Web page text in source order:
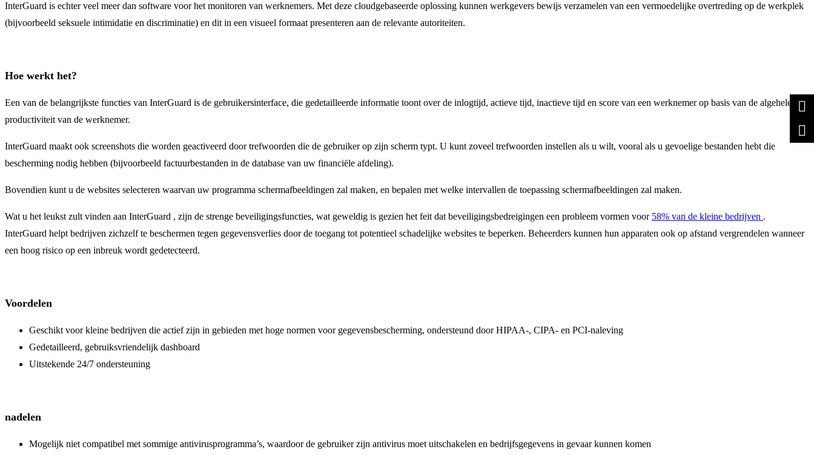
InterGuard is echter veel meer dan software voor het monitoren van werknemers. Met deze cloudgebaseerde oplossing kunnen werkgevers bewijs verzamelen van een vermoedelijke overtreding op de werkplek
(bijvoorbeeld seksuele intimidatie en discriminatie) en dit in een visueel formaat presenteren aan de relevante autoriteiten.
Hoe werkt het?
Een van de belangrijkste functies van InterGuard is de gebruikersinterface, die gedetailleerde informatie toont over de inlogtijd, actieve tijd, inactieve tijd en score van een werknemer op basis van de algehele
productiviteit van de werknemer.
InterGuard maakt ook screenshots die worden geactiveerd door trefwoorden die de gebruiker op zijn scherm typt. U kunt zoveel trefwoorden instellen als u wilt, vooral als u gevoelige bestanden hebt die
bescherming nodig hebben (bijvoorbeeld factuurbestanden in de database van uw financiële afdeling).
Bovendien kunt u de websites selecteren waarvan uw programma schermafbeeldingen zal maken, en bepalen met welke intervallen de toepassing schermafbeeldingen zal maken.
Wat u het leukst zult vinden aan InterGuard , zijn de strenge beveiligingsfuncties, wat geweldig is gezien het feit dat beveiligingsbedreigingen een probleem vormen voor 58% van de kleine bedrijven .
InterGuard helpt bedrijven zichzelf te beschermen tegen gegevensverlies door de toegang tot potentieel schadelijke websites te beperken. Beheerders kunnen hun apparaten ook op afstand vergrendelen wanneer
een hoog risico op een inbreuk wordt gedetecteerd.
Voordelen
Geschikt voor kleine bedrijven die actief zijn in gebieden met hoge normen voor gegevensbescherming, ondersteund door HIPAA-, CIPA- en PCI-naleving
Gedetailleerd, gebruiksvriendelijk dashboard
Uitstekende 24/7 ondersteuning
nadelen
Mogelijk niet compatibel met sommige antivirusprogramma’s, waardoor de gebruiker zijn antivirus moet uitschakelen en bedrijfsgegevens in gevaar kunnen komen